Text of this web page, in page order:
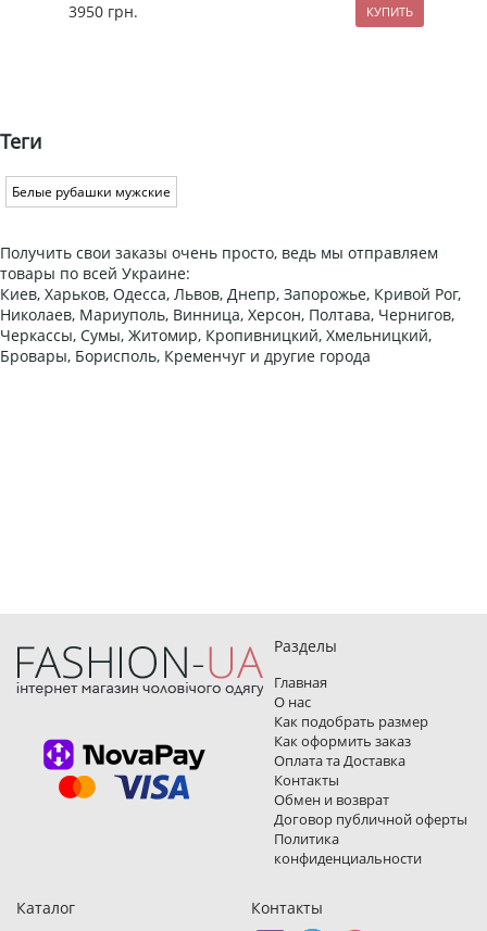
3950 грн.
Теги
Белые рубашки мужские
Получить свои заказы очень просто, ведь мы отправляем
товары по всей Украине:
Киев, Харьков, Одесса, Львов, Днепр, Запорожье, Кривой Рог,
Николаев, Мариуполь, Винница, Херсон, Полтава, Чернигов,
Черкассы, Сумы, Житомир, Кропивницкий, Хмельницкий,
Бровары, Борисполь, Кременчуг и другие города
Разделы
Главная
О нас
Как подобрать размер
Как оформить заказ
Оплата та Доставка
Контакты
Обмен и возврат
Договор публичной оферты
Политика
конфиденциальности
Каталог Контакты